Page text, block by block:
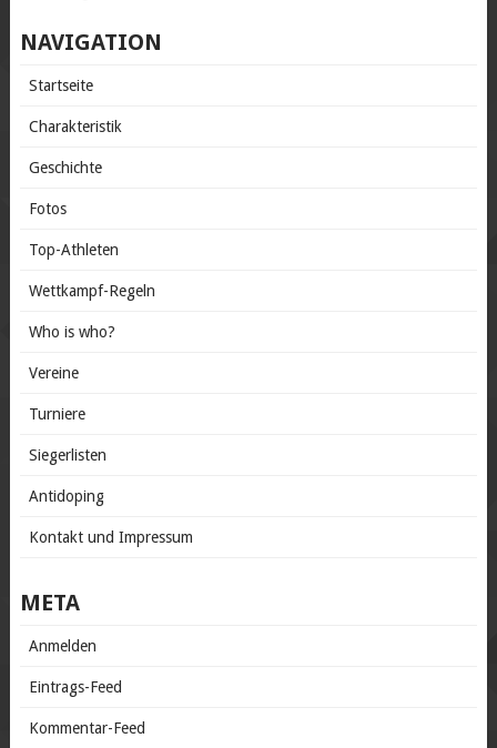
NAVIGATION
Startseite
Charakteristik
Geschichte
Fotos
Top-Athleten
Wettkampf-Regeln
Who is who?
Vereine
Turniere
Siegerlisten
Antidoping
Kontakt und Impressum
META
Anmelden
Eintrags-Feed
Kommentar-Feed